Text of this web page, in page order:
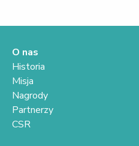
O nas
Historia
Misja
Nagrody
Partnerzy
CSR